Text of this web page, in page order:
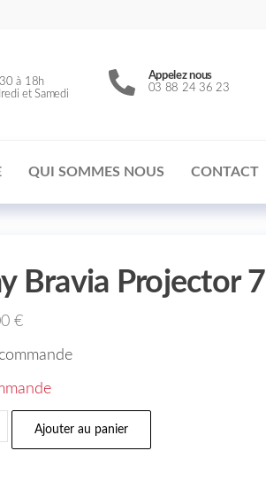
à 18h
et Samedi
Appelez nous
03 88 24 36 23
QUI SOMMES NOUS CONTACT
Bravia Projector 7
€
Ajouter au panier